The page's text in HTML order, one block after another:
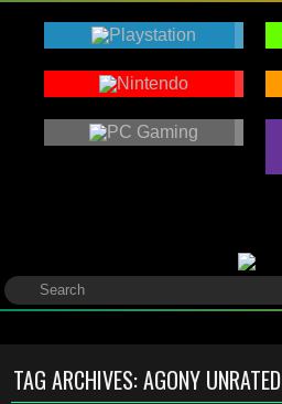
TAG ARCHIVES:AGONY UNRATED